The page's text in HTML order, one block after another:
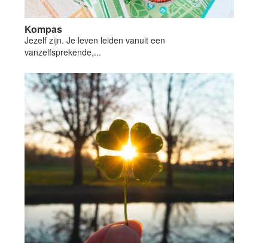
Kompas
Jezelf zijn. Je leven leiden vanuit een
vanzelfsprekende,...